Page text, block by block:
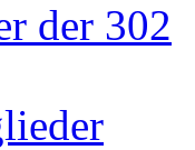
der 302